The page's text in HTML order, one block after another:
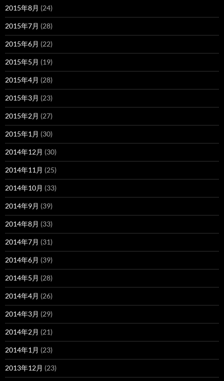
2015年8月 (24)
2015年7月 (28)
2015年6月 (22)
2015年5月 (19)
2015年4月 (28)
2015年3月 (23)
2015年2月 (27)
2015年1月 (30)
2014年12月 (30)
2014年11月 (25)
2014年10月 (33)
2014年9月 (39)
2014年8月 (33)
2014年7月 (31)
2014年6月 (39)
2014年5月 (28)
2014年4月 (26)
2014年3月 (29)
2014年2月 (21)
2014年1月 (23)
2013年12月 (23)